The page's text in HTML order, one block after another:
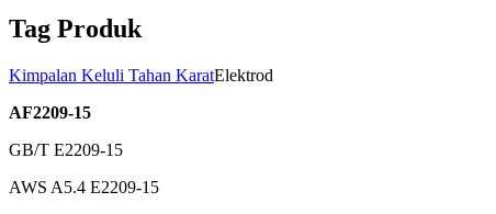
Tag Produk
Kimpalan Keluli Tahan KaratElektrod
AF2209-15
GB/T E2209-15
AWS A5.4 E2209-15